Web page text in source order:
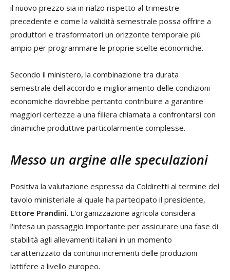
il nuovo prezzo sia in rialzo rispetto al trimestre
precedente e come la validità semestrale possa offrire a
produttori e trasformatori un orizzonte temporale più
ampio per programmare le proprie scelte economiche.
Secondo il ministero, la combinazione tra durata
semestrale dell'accordo e miglioramento delle condizioni
economiche dovrebbe pertanto contribuire a garantire
maggiori certezze a una filiera chiamata a confrontarsi con
dinamiche produttive particolarmente complesse.
Messo un argine alle speculazioni
Positiva la valutazione espressa da Coldiretti al termine del
tavolo ministeriale al quale ha partecipato il presidente,
Ettore Prandini. L'organizzazione agricola considera
l'intesa un passaggio importante per assicurare una fase di
stabilità agli allevamenti italiani in un momento
caratterizzato da continui incrementi delle produzioni
lattifere a livello europeo.